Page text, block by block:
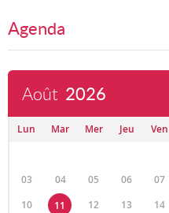
Agenda
Août 2026
Lun Mar Mer Jeu Ven
03
04 05 06 07
10
11 12 13 14